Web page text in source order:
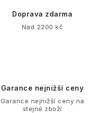
Doprava zdarma
Nad 2200 kč
Garance nejnižší ceny
Garance nejnižší ceny na
stejné zboží